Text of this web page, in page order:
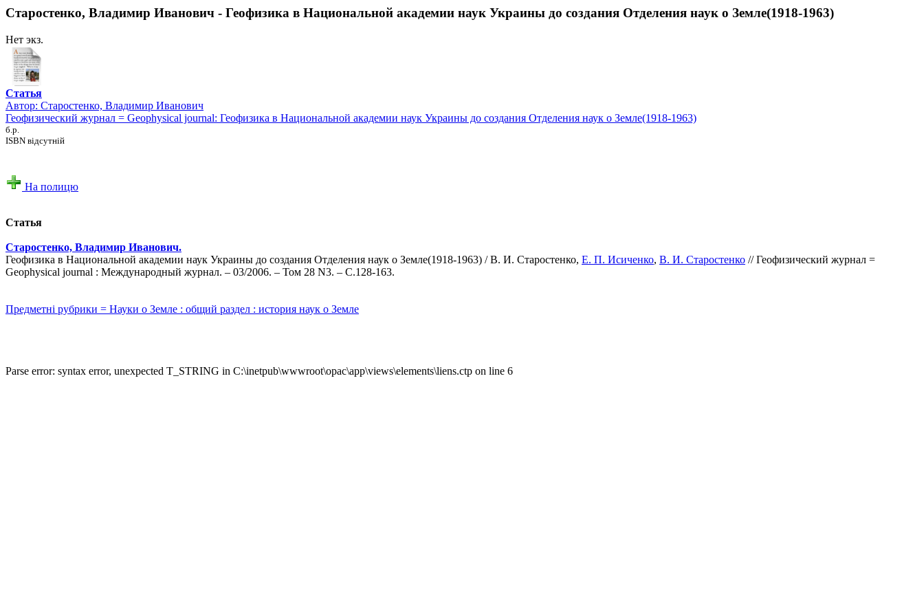
Старостенко, Владимир Иванович - Геофизика в Национальной академии наук Украины до создания Отделения наук о Земле(1918-1963)
Нет экз.
Статья
Автор: Старостенко, Владимир Иванович
Геофизический журнал = Geophysical journal: Геофизика в Национальной академии наук Украины до создания Отделения наук о Земле(1918-1963)
б.р.
ISBN відсутній
На полицю
Статья
Старостенко, Владимир Иванович.
Геофизика в Национальной академии наук Украины до создания Отделения наук о Земле(1918-1963) / В. И. Старостенко, Е. П. Исиченко, В. И. Старостенко // Геофизический журнал =
Geophysical journal : Международный журнал. – 03/2006. – Том 28 N3. – С.128-163.
Предметні рубрики = Науки о Земле : общий раздел : история наук о Земле
Parse error: syntax error, unexpected T_STRING in C:\inetpub\wwwroot\opac\app\views\elements\liens.ctp on line 6